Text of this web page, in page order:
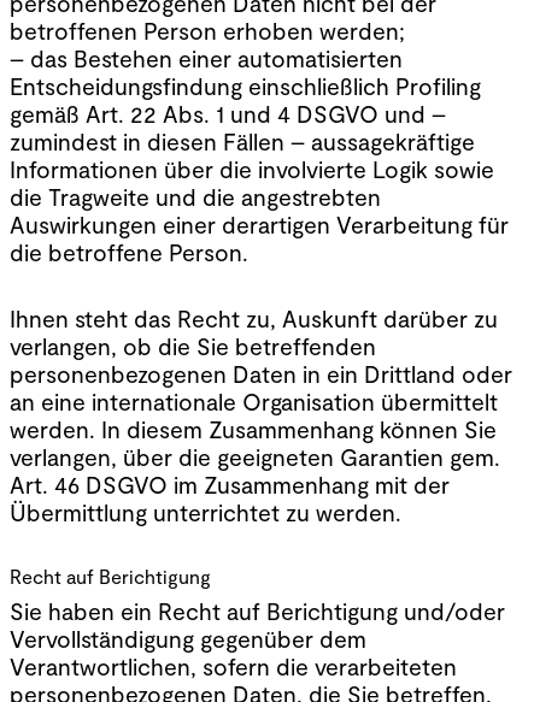
betroffenen Person erhoben werden;
– das Bestehen einer automatisierten
Entscheidungsfindung einschließlich Profiling
gemäß Art. 22 Abs. 1 und 4 DSGVO und –
zumindest in diesen Fällen – aussagekräftige
Informationen über die involvierte Logik sowie
die Tragweite und die angestrebten
Auswirkungen einer derartigen Verarbeitung für
die betroffene Person.
Ihnen steht das Recht zu, Auskunft darüber zu
verlangen, ob die Sie betreffenden
personenbezogenen Daten in ein Drittland oder
an eine internationale Organisation übermittelt
werden. In diesem Zusammenhang können Sie
verlangen, über die geeigneten Garantien gem.
Art. 46 DSGVO im Zusammenhang mit der
Übermittlung unterrichtet zu werden.
Recht auf Berichtigung
Sie haben ein Recht auf Berichtigung und/oder
Vervollständigung gegenüber dem
Verantwortlichen, sofern die verarbeiteten
personenbezogenen Daten, die Sie betreffen,